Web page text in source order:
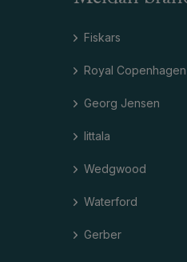
Fiskars
Royal Copenhagen
Georg Jensen
Iittala
Wedgwood
Waterford
Gerber